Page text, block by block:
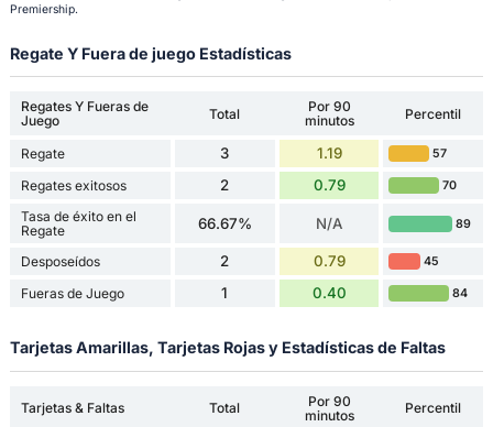
Premiership.
Regate Y Fuera de juego Estadísticas
Regates Y Fueras de
Juego
Total
Por 90
minutos
Percentil
Regate 3 1.19 57
Regates exitosos 2 0.79 70
Tasa de éxito en el
Regate
66.67% N/A 89
Desposeídos 2 0.79 45
Fueras de Juego 1 0.40 84
Tarjetas Amarillas, Tarjetas Rojas y Estadísticas de Faltas
Tarjetas & Faltas Total
Por 90
minutos
Percentil